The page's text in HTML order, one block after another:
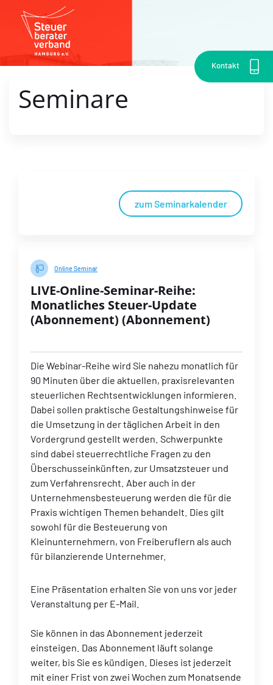
Kontakt
Seminare
zum Seminarkalender
Online Seminar
LIVE-Online-Seminar-Reihe:
Monatliches Steuer-Update
(Abonnement) (Abonnement)
Die Webinar-Reihe wird Sie nahezu monatlich für
90 Minuten über die aktuellen, praxisrelevanten
steuerlichen Rechtsentwicklungen informieren.
Dabei sollen praktische Gestaltungshinweise für
die Umsetzung in der täglichen Arbeit in den
Vordergrund gestellt werden. Schwerpunkte
sind dabei steuerrechtliche Fragen zu den
Überschusseinkünften, zur Umsatzsteuer und
zum Verfahrensrecht. Aber auch in der
Unternehmensbesteuerung werden die für die
Praxis wichtigen Themen behandelt. Dies gilt
sowohl für die Besteuerung von
Kleinunternehmern, von Freiberuflern als auch
für bilanzierende Unternehmer.
Eine Präsentation erhalten Sie von uns vor jeder
Veranstaltung per E-Mail.
Sie können in das Abonnement jederzeit
einsteigen. Das Abonnement läuft solange
weiter, bis Sie es kündigen. Dieses ist jederzeit
mit einer Frist von zwei Wochen zum Monatsende